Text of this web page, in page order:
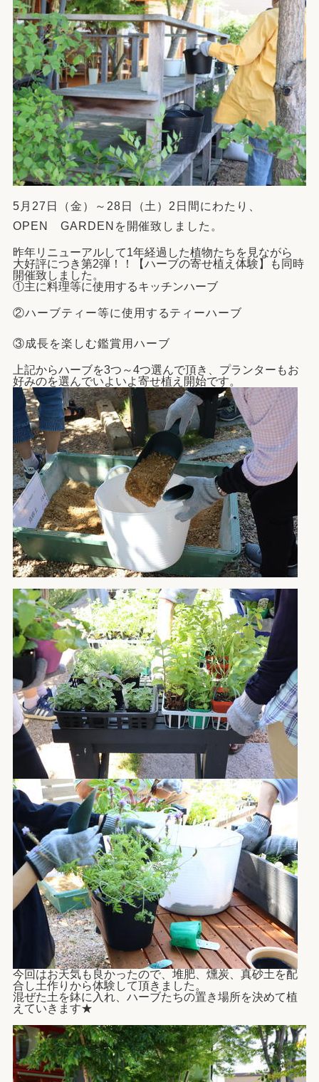
5月27日（金）～28日（土）2日間にわたり、
OPEN GARDENを開催致しました。
昨年リニューアルして1年経過した植物たちを見ながら
大好評につき第2弾！！【ハーブの寄せ植え体験】も同時
開催致しました。
①主に料理等に使用するキッチンハーブ
②ハーブティー等に使用するティーハーブ
③成長を楽しむ鑑賞用ハーブ
上記からハーブを3つ～4つ選んで頂き、プランターもお
好みのを選んでいよいよ寄せ植え開始です。
今回はお天気も良かったので、 堆肥、燻炭、真砂土を配
合し土作りから体験して頂きました。
混ぜた土を鉢に入れ、ハーブたちの置き場所を決めて植
えていきます★